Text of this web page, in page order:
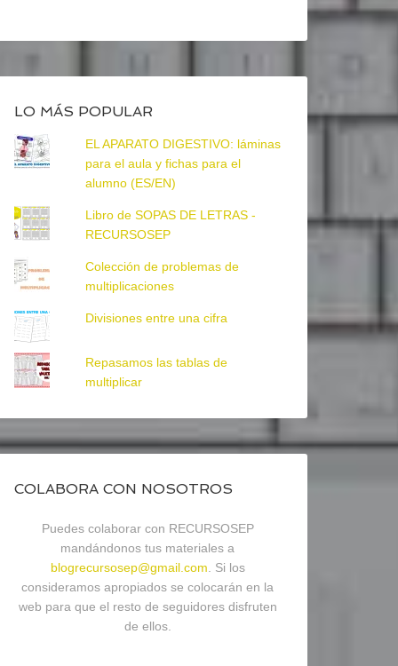
LO MÁS POPULAR
EL APARATO DIGESTIVO: láminas
para el aula y fichas para el
alumno (ES/EN)
Libro de SOPAS DE LETRAS -
RECURSOSEP
Colección de problemas de
multiplicaciones
Divisiones entre una cifra
Repasamos las tablas de
multiplicar
COLABORA CON NOSOTROS
Puedes colaborar con RECURSOSEP
mandándonos tus materiales a
blogrecursosep@gmail.com . Si los
consideramos apropiados se colocarán en la
web para que el resto de seguidores disfruten
de ellos.